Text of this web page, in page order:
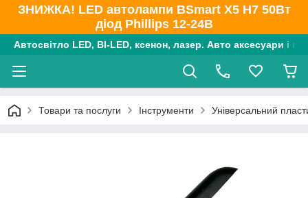
ЗНИЖКА! LED автолампи BSmart X5 H7 50Вт
діод Phillips 12-24В
Автосвітло LED, BI-LED, ксенон, лазер. Авто аксесуари і
Товари та послуги Інструменти Універсальний